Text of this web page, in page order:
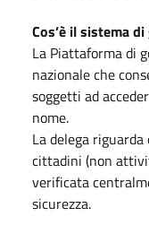
Cos’è il sistema
La Piattaforma di
nazionale che
soggetti ad
nome.
La delega
cittadini (non
verificata
sicurezza.